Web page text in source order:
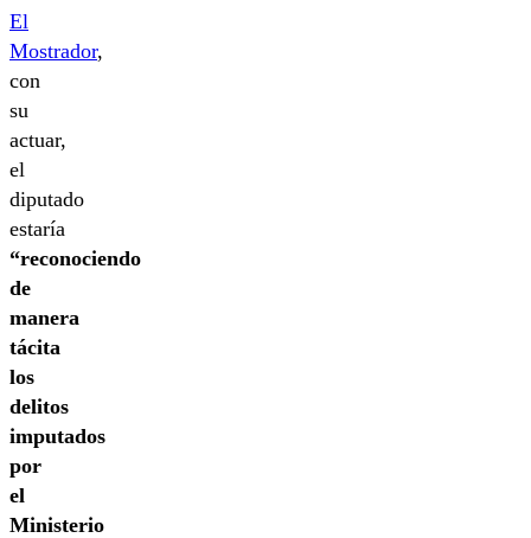
El
Mostrador,
con
su
actuar,
el
diputado
estaría
“reconociendo
de
manera
tácita
los
delitos
imputados
por
el
Ministerio